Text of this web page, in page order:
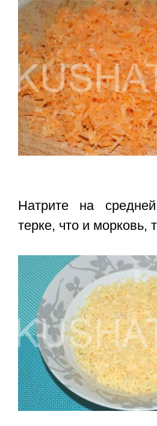
Натрите на
терке, что и морковь,